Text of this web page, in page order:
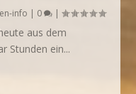
info | 0 |
aus dem
Stunden ein...